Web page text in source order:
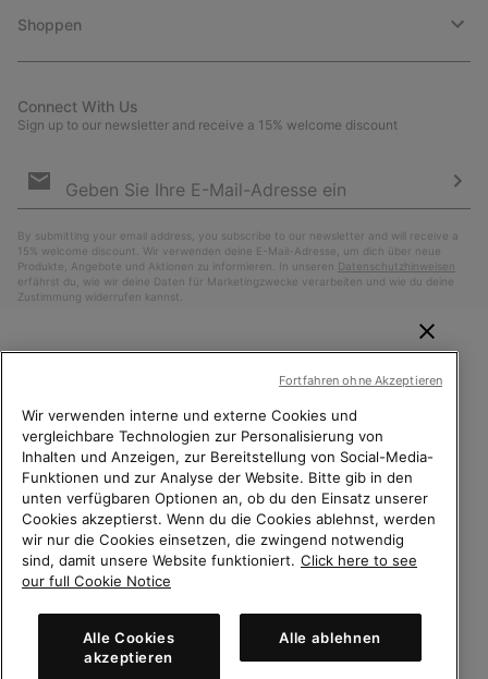
Shoppen
Connect With Us
Sign up to our newsletter and receive a 15% welcome discount
Anmeldung
By submitting your email address, you subscribe to our newsletter and will receive a
15% welcome discount. Wir verwenden deine E-Mail-Adresse, um dich über neue
Produkte, Angebote und Aktionen zu informieren. In unseren Datenschutzhinweisen
erfährst du, wie wir deine Daten für Marketingzwecke verarbeiten und wie du deine
Zustimmung widerrufen kannst.
Schweiz (Deutsch) | English › français ›| italiano ›
©2026Columbia Sportswear Company. Avenue des Morgines, 12 1213
Petit-Lancy Switzerland. Alle Rechte vorbehalten.
Allgemeine Verkaufsbedingungen Garantiebestimmungen
WILLKOMMEN BEI SOREL.
BITTE WÄHLEN SIE IHR
LIEFERLAND.
Online-Einkauf verfügbar
United States
Online-
Switzerland-English
Switzerland-Deutsch
Wir verwenden interne und externe Cookies und
vergleichbare Technologien zur Personalisierung von
Inhalten und Anzeigen, zur Bereitstellung von Social-Media-
Funktionen und zur Analyse der Website. Bitte gib in den
unten verfügbaren Optionen an, ob du den Einsatz unserer
Cookies akzeptierst. Wenn du die Cookies ablehnst, werden
wir nur die Cookies einsetzen, die zwingend notwendig
sind, damit unsere Website funktioniert. Click here to see
our full Cookie Notice
Alle Cookies
akzeptieren
Alle ablehnen
Fortfahren ohne Akzeptieren